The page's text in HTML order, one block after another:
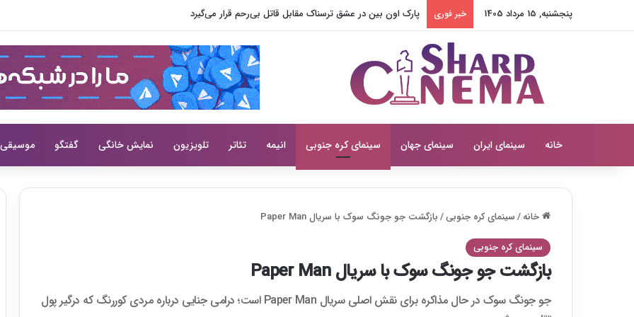
پنجشنبه, 15 مرداد 1405 خبر فوری پارک اون بین در عشق ترسناک مقابل قاتل بی‌رحم قرار می‌گیرد
خانه سینمای ایران سینمای جهان سینمای کره جنوبی انیمه تئاتر تلویزیون نمایش خانگی گفتگو موسیقی
خانه/سینمای کره جنوبی/بازگشت جو جونگ سوک با سریال Paper Man
سینمای کره جنوبی
بازگشت جو جونگ سوک با سریال Paper Man
جو جونگ سوک در حال مذاکره برای نقش اصلی سریال Paper Man است؛ درامی جنایی درباره مردی کوررنگ که درگیر پول